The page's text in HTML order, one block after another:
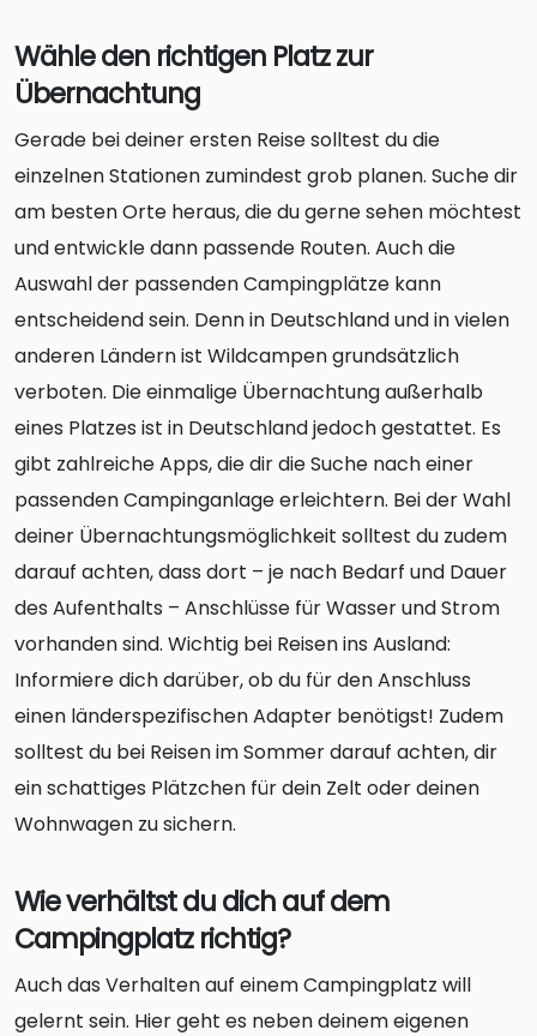
Wähle den richtigen Platz zur
Übernachtung
Gerade bei deiner ersten Reise solltest du die
einzelnen Stationen zumindest grob planen. Suche dir
am besten Orte heraus, die du gerne sehen möchtest
und entwickle dann passende Routen. Auch die
Auswahl der passenden Campingplätze kann
entscheidend sein. Denn in Deutschland und in vielen
anderen Ländern ist Wildcampen grundsätzlich
verboten. Die einmalige Übernachtung außerhalb
eines Platzes ist in Deutschland jedoch gestattet. Es
gibt zahlreiche Apps, die dir die Suche nach einer
passenden Campinganlage erleichtern. Bei der Wahl
deiner Übernachtungsmöglichkeit solltest du zudem
darauf achten, dass dort – je nach Bedarf und Dauer
des Aufenthalts – Anschlüsse für Wasser und Strom
vorhanden sind. Wichtig bei Reisen ins Ausland:
Informiere dich darüber, ob du für den Anschluss
einen länderspezifischen Adapter benötigst! Zudem
solltest du bei Reisen im Sommer darauf achten, dir
ein schattiges Plätzchen für dein Zelt oder deinen
Wohnwagen zu sichern.
Wie verhältst du dich auf dem
Campingplatz richtig?
Auch das Verhalten auf einem Campingplatz will
gelernt sein. Hier geht es neben deinem eigenen